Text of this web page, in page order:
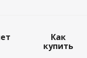
Как
купить